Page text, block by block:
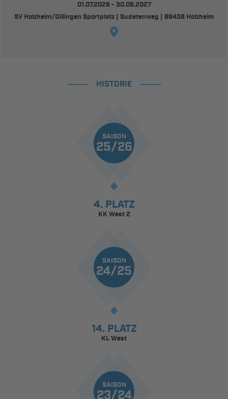
01.07.2026 - 30.06.2027
SV Holzheim/Dillingen Sportplatz | Sudetenweg | 89438 Holzheim
HISTORIE
SAISON
25/26
4. PLATZ
KK West 2
SAISON
24/25
14. PLATZ
KL West
SAISON
23/24